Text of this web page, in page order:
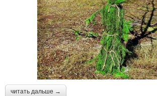
читать дальше →